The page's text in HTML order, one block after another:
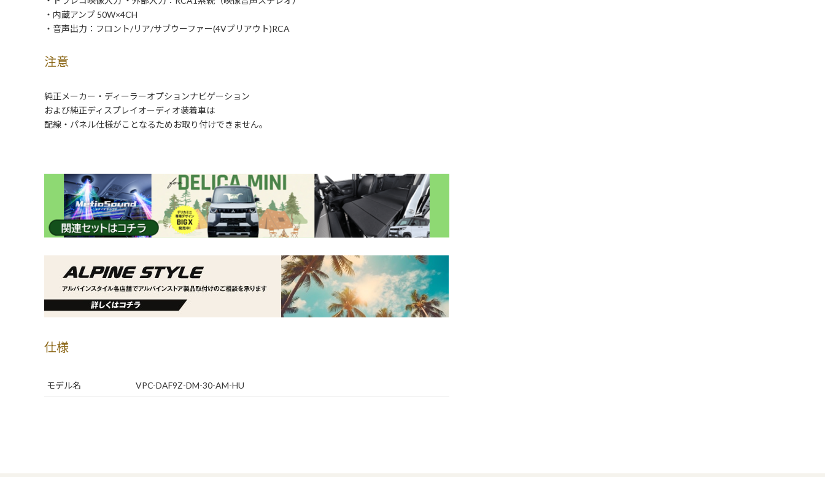
・内蔵アンプ 50W×4CH
・音声出力：フロント/リア/サブウーファー(4Vプリアウト)RCA
注意
純正メーカー・ディーラーオプションナビゲーション
および純正ディスプレイオーディオ装着車は
配線・パネル仕様がことなるためお取り付けできません。
仕様
モデル名 VPC-DAF9Z-DM-30-AM-HU